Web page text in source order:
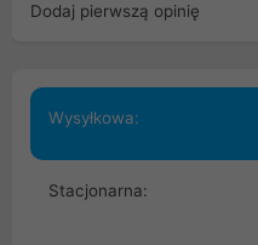
Dodaj pierwszą opinię
Wysyłkowa:
Stacjonarna: